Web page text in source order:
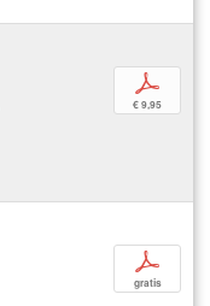
p
€ 9,95
p
gratis